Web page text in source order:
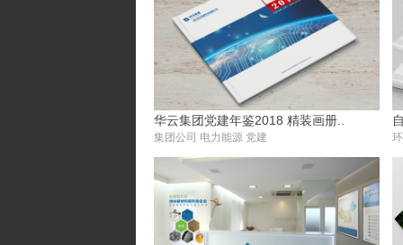
华云集团党建年鉴2018 精装画册..
集团公司 电力能源 党建